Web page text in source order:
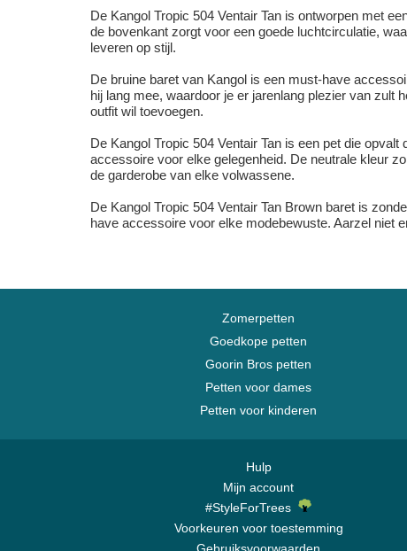
De Kangol Tropic 504 Ventair Tan is ontworpen met
de bovenkant zorgt voor een goede luchtcirculatie,
leveren op stijl.
De bruine baret van Kangol is een must-have
hij lang mee, waardoor je er jarenlang plezier van zult
outfit wil toevoegen.
De Kangol Tropic 504 Ventair Tan is een pet die
accessoire voor elke gelegenheid. De neutrale kleur
de garderobe van elke volwassene.
De Kangol Tropic 504 Ventair Tan Brown baret is
have accessoire voor elke modebewuste. Aarzel niet
Zomerpetten
Goedkope petten
Goorin Bros petten
Petten voor dames
Petten voor kinderen
Hulp
Mijn account
#StyleForTrees
Voorkeuren voor toestemming